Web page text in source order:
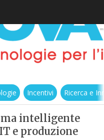
Incentivi Ricerca e
intelligente
e produzione